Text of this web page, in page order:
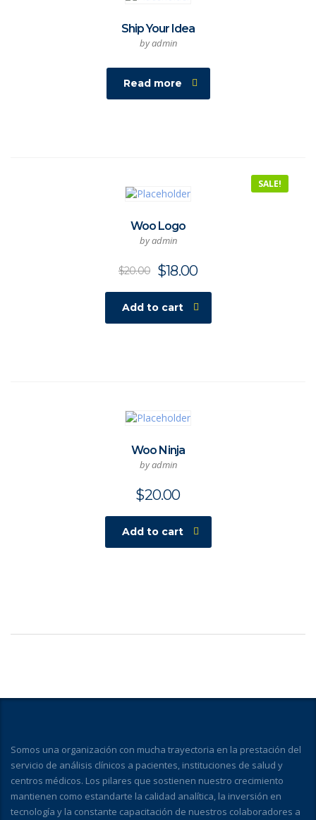
Ship Your Idea
by admin
Read more
SALE!
Woo Logo
by admin
$20.00 $18.00
Add to cart
Woo Ninja
by admin
$20.00
Add to cart
Somos una organización con mucha trayectoria en la prestación del
servicio de análisis clínicos a pacientes, instituciones de salud y
centros médicos. Los pilares que sostienen nuestro crecimiento
mantienen como estandarte la calidad analítica, la inversión en
tecnología y la constante capacitación de nuestros colaboradores a